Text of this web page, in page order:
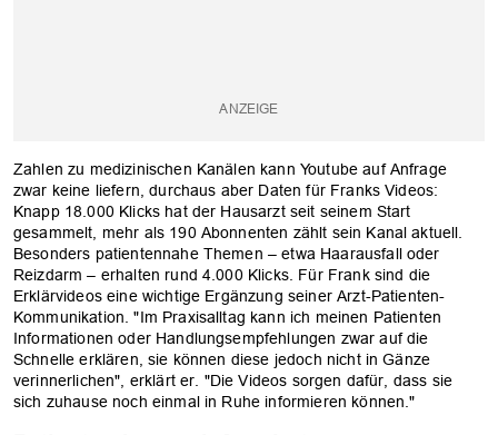
Zahlen zu medizinischen Kanälen kann Youtube auf Anfrage
zwar keine liefern, durchaus aber Daten für Franks Videos:
Knapp 18.000 Klicks hat der Hausarzt seit seinem Start
gesammelt, mehr als 190 Abonnenten zählt sein Kanal aktuell.
Besonders patientennahe Themen – etwa Haarausfall oder
Reizdarm – erhalten rund 4.000 Klicks. Für Frank sind die
Erklärvideos eine wichtige Ergänzung seiner Arzt-Patienten-
Kommunikation. "Im Praxisalltag kann ich meinen Patienten
Informationen oder Handlungsempfehlungen zwar auf die
Schnelle erklären, sie können diese jedoch nicht in Gänze
verinnerlichen", erklärt er. "Die Videos sorgen dafür, dass sie
sich zuhause noch einmal in Ruhe informieren können."